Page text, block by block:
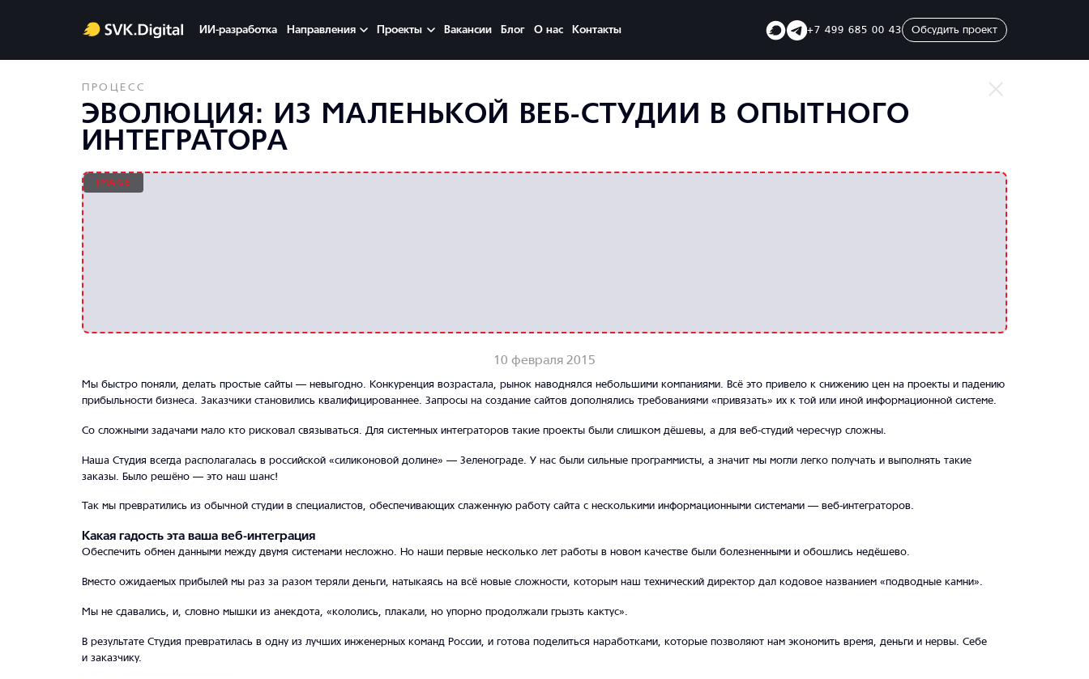
ИИ-разработка Направления Проекты Вакансии Блог О нас Контакты
Telegram
SVK
Telegram+7 499 685 00 43 Обсудить проект
ПРОЦЕСС
ЭВОЛЮЦИЯ: ИЗ МАЛЕНЬКОЙ ВЕБ-СТУДИИ В ОПЫТНОГО
ИНТЕГРАТОРА
10 февраля 2015
Мы быстро поняли, делать простые сайты — невыгодно. Конкуренция возрастала, рынок наводнялся небольшими компаниями. Всё это привело к снижению цен на проекты и падению
прибыльности бизнеса. Заказчики становились квалифицированнее. Запросы на создание сайтов дополнялись требованиями «привязать» их к той или иной информационной системе.
Со сложными задачами мало кто рисковал связываться. Для системных интеграторов такие проекты были слишком дёшевы, а для веб-студий чересчур сложны.
Наша Студия всегда располагалась в российской «силиконовой долине» — Зеленограде. У нас были сильные программисты, а значит мы могли легко получать и выполнять такие
заказы. Было решёно — это наш шанс!
Так мы превратились из обычной студии в специалистов, обеспечивающих слаженную работу сайта с несколькими информационными системами — веб-интеграторов.
Какая гадость эта ваша веб-интеграция
Обеспечить обмен данными между двумя системами несложно. Но наши первые несколько лет работы в новом качестве были болезненными и обошлись недёшево.
Вместо ожидаемых прибылей мы раз за разом теряли деньги, натыкаясь на всё новые сложности, которым наш технический директор дал кодовое названием «подводные камни».
Мы не сдавались, и, словно мышки из анекдота, «кололись, плакали, но упорно продолжали грызть кактус».
В результате Студия превратилась в одну из лучших инженерных команд России, и готова поделиться наработками, которые позволяют нам экономить время, деньги и нервы. Себе
и заказчику.